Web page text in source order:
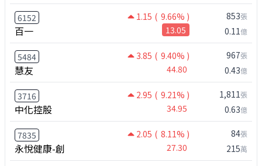
6152 1.15 ( 9.66% )
百一 13.05
853張
0.11億
5484 3.85 ( 9.40% )
慧友 44.80
967張
0.43億
3716 2.95 ( 9.21% )
中化控股 34.95
1,811張
0.63億
7835 2.05 ( 8.11% )
永悅健康-創 27.30
84張
215萬